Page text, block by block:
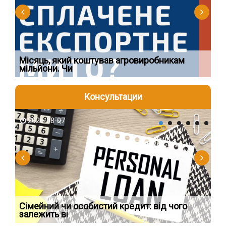
Місяць, який коштував агровиробникам
мільйони. Чи
Консультации
2026-08-07
Сімейний чи особистий кредит: від чого
залежить ві